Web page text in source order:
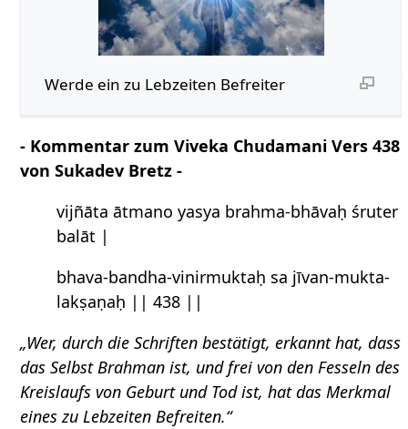
Werde ein zu Lebzeiten Befreiter
- Kommentar zum Viveka Chudamani Vers 438
von Sukadev Bretz -
vijñāta ātmano yasya brahma-bhāvaḥ śruter
balāt |
bhava-bandha-vinirmuktaḥ sa jīvan-mukta-
lakṣaṇaḥ || 438 ||
„Wer, durch die Schriften bestätigt, erkannt hat, dass
das Selbst Brahman ist, und frei von den Fesseln des
Kreislaufs von Geburt und Tod ist, hat das Merkmal
eines zu Lebzeiten Befreiten.“